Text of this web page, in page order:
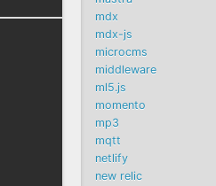
mdx
mdx-js
microcms
middleware
ml5.js
momento
mp3
mqtt
netlify
new relic